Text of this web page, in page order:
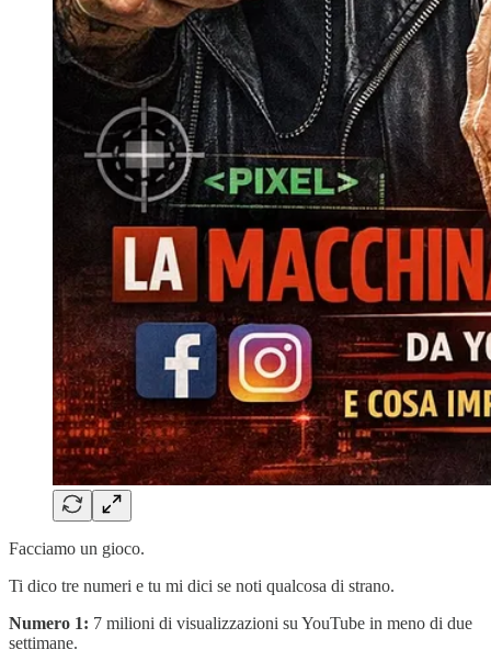
Facciamo un gioco.
Ti dico tre numeri e tu mi dici se noti qualcosa di strano.
Numero 1: 7 milioni di visualizzazioni su YouTube in meno di due
settimane.